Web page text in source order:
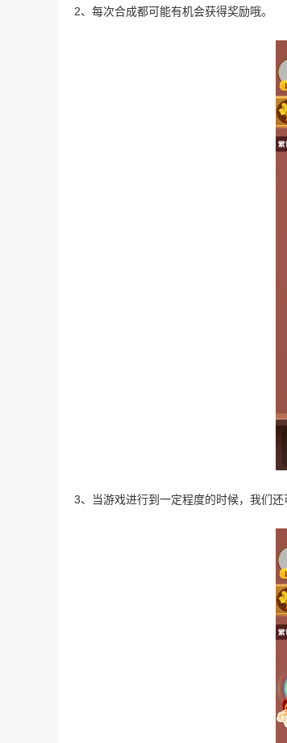
2、每次合成都可能有机会获得奖励哦。
3、当游戏进行到一定程度的时候，我们